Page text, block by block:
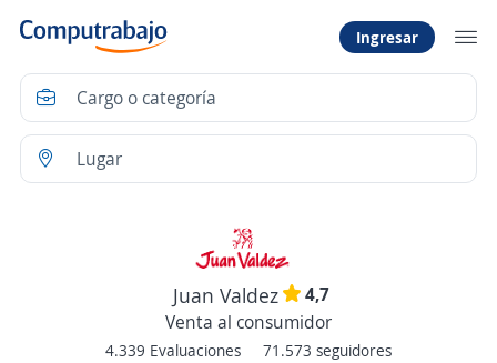
Ingresar
Juan Valdez
4,7
Venta al consumidor
4.339 Evaluaciones 71.573 seguidores